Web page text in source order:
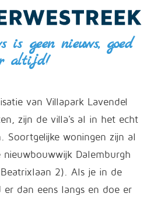
is geen nieuws, goed
altijd!
van Villapark Lavendel
zijn de villa's al in het echt
Soortgelijke woningen zijn al
Dalemburgh
2). Als je in de
dan eens langs en doe er